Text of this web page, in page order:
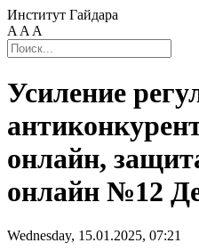
Институт Гайдара
A A A
Усиление
онлайн,
онлайн №12
Wednesday, 15.01.2025, 07:21